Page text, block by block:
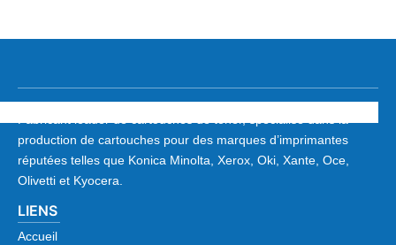
production de cartouches pour des marques d’imprimantes
réputées telles que Konica Minolta, Xerox, Oki, Xante, Oce,
Olivetti et Kyocera.
LIENS
Accueil